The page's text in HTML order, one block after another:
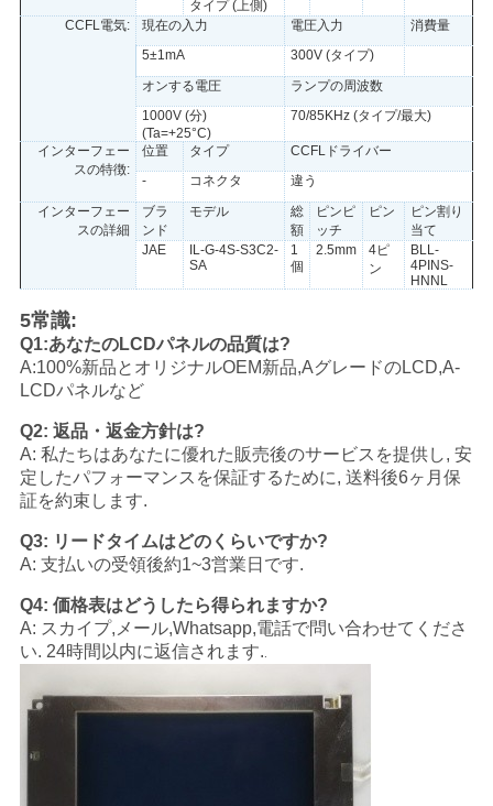
タイプ (上側)
CCFL電気:
現在の入力 電圧入力
消費量
5±1mA
300V (タイプ)
オンする電圧
ランプの周波数
1000V (分)
(Ta=+25°C)
70/85KHz (タイプ/最大)
インターフェー
スの特徴:
位置 タイプ
CCFLドライバー
-
コネクタ
違う
インターフェー
スの詳細
ブラ
ンド
モデル
総
額
ピンピ
ッチ
ピン
ピン割り
当て
JAE
IL-G-4S-S3C2-
SA
1
個
2.5mm
4ピ
ン
BLL-
4PINS-
HNNL
5常識:
Q1:あなたのLCDパネルの品質は?
A:100%新品とオリジナルOEM新品,AグレードのLCD,A-
LCDパネルなど
Q2: 返品・返金方針は?
A: 私たちはあなたに優れた販売後のサービスを提供し, 安
定したパフォーマンスを保証するために, 送料後6ヶ月保
証を約束します.
Q3: リードタイムはどのくらいですか?
A: 支払いの受領後約1~3営業日です.
Q4: 価格表はどうしたら得られますか?
A: スカイプ,メール,Whatsapp,電話で問い合わせてくださ
い. 24時間以内に返信されます..